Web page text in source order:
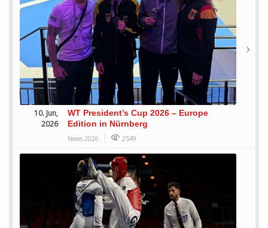
10. Jun,
2026
WT President’s Cup 2026 – Europe
Edition in Nürnberg
News 2026 2549